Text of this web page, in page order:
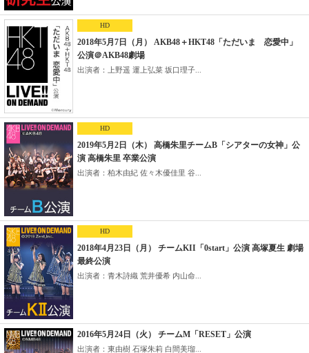
HD
2018年5月7日（月） AKB48＋HKT48「ただいま 恋愛中」
公演＠AKB48劇場
出演者：上野遥 運上弘菜 坂口理子...
HD
2019年5月2日（木） 高橋朱里チームB「シアターの女神」公
演 高橋朱里 卒業公演
出演者：柏木由紀 佐々木優佳里 谷...
HD
2018年4月23日（月） チームKII「0start」公演 高塚夏生 劇場
最終公演
出演者：青木詩織 荒井優希 内山命...
2016年5月24日（火） チームM「RESET」公演
出演者：東由樹 石塚朱莉 白間美瑠...